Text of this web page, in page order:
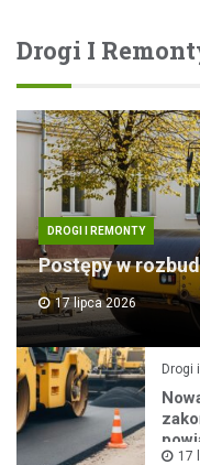
Drogi I
DROGI I REMONTY
Postępy w
17 lipca 2026
Drogi
17